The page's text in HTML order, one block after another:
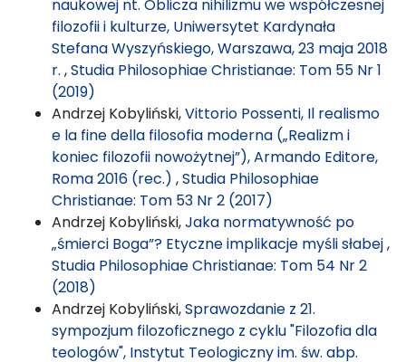
naukowej nt. Oblicza nihilizmu we współczesnej
filozofii i kulturze, Uniwersytet Kardynała
Stefana Wyszyńskiego, Warszawa, 23 maja 2018
r. ,Studia Philosophiae Christianae: Tom 55 Nr 1
(2019)
Andrzej Kobyliński,Vittorio Possenti, Il realismo
e la fine della filosofia moderna („Realizm i
koniec filozofii nowożytnej”), Armando Editore,
Roma 2016 (rec.) ,Studia Philosophiae
Christianae: Tom 53 Nr 2 (2017)
Andrzej Kobyliński,Jaka normatywność po
„śmierci Boga”? Etyczne implikacje myśli słabej,
Studia Philosophiae Christianae: Tom 54 Nr 2
(2018)
Andrzej Kobyliński,Sprawozdanie z 21.
sympozjum filozoficznego z cyklu "Filozofia dla
teologów", Instytut Teologiczny im. św. abp.